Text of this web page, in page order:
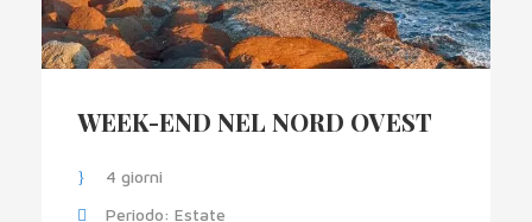
WEEK-END NEL NORD OVEST
4 giorni
Periodo: Estate